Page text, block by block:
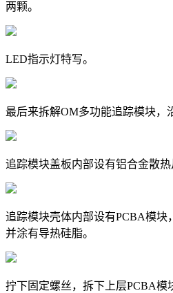
两颗。
LED指示灯特写。
最后来拆解OM多功能追踪模块，
追踪模块盖板内部设有铝合金散热
追踪模块壳体内部设有PCBA模块
并涂有导热硅脂。
拧下固定螺丝，拆下上层PCBA模